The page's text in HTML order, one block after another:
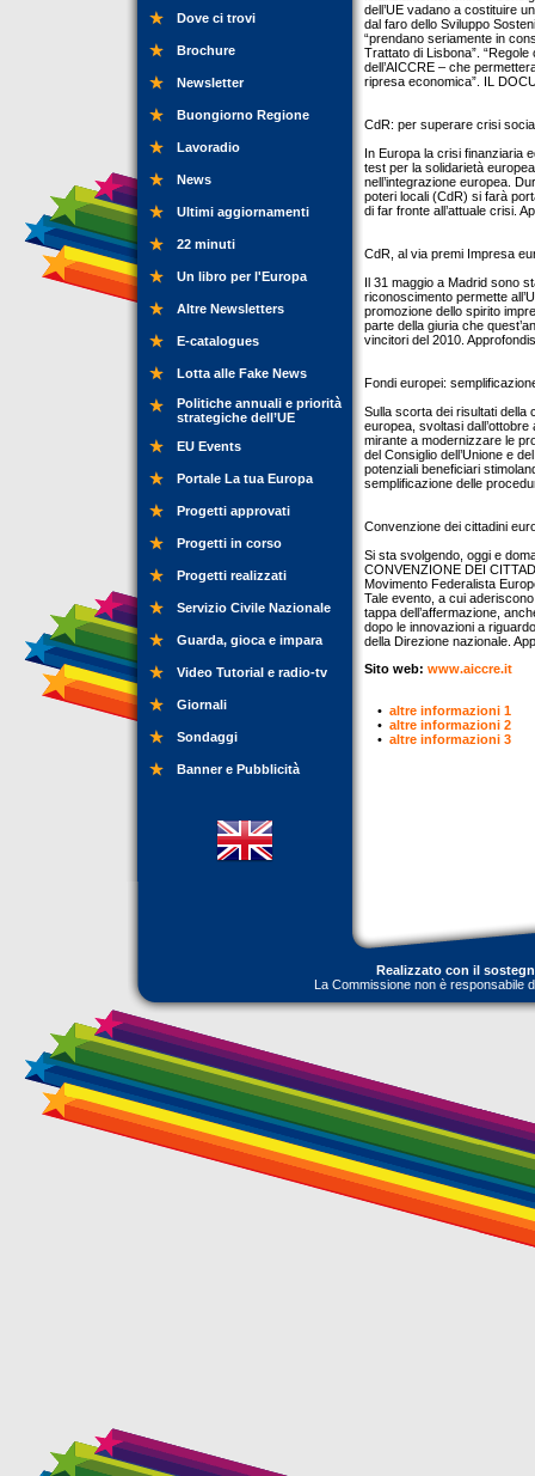
Dove ci trovi
Brochure
Newsletter
Buongiorno Regione
Lavoradio
News
Ultimi aggiornamenti
22 minuti
Un libro per l'Europa
Altre Newsletters
E-catalogues
Lotta alle Fake News
Politiche annuali e priorità
strategiche dell’UE
EU Events
Portale La tua Europa
Progetti approvati
Progetti in corso
Progetti realizzati
Servizio Civile Nazionale
Guarda, gioca e impara
Video Tutorial e radio-tv
Giornali
Sondaggi
Banner e Pubblicità
dell’UE vadano a costituire
dal faro dello Sviluppo
“prendano seriamente in
Trattato di Lisbona”.
dell’AICCRE – che
ripresa economica”. IL
CdR: per superare crisi
In Europa la crisi finanziaria
test per la solidarietà
nell’integrazione europea.
poteri locali (CdR) si farà
di far fronte all’attuale crisi.
CdR, al via premi Impresa
Il 31 maggio a Madrid sono
riconoscimento permette
promozione dello spirito
parte della giuria che
vincitori del 2010.
Fondi europei:
Sulla scorta dei risultati della
europea, svoltasi
mirante a modernizzare le
del Consiglio dell’Unione e
potenziali beneficiari
semplificazione delle
Convenzione dei cittadini
Si sta svolgendo, oggi e
CONVENZIONE DEI
Movimento Federalista
Tale evento, a cui
tappa dell’affermazione,
dopo le innovazioni a
della Direzione nazionale.
Sito web: www.aiccre.it
• altre informazioni 1
• altre informazioni 2
• altre informazioni 3
Realizzato con il
La Commissione non è responsabile